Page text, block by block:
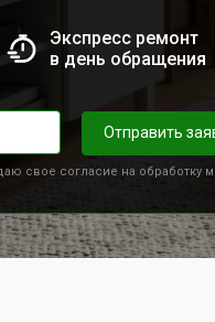
Экспресс ремонт
в день обращения
Отправить
свое согласие на обработку